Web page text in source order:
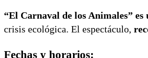
“El Carnaval de los Animales” es
crisis ecológica. El espectáculo,
Fechas y horarios: